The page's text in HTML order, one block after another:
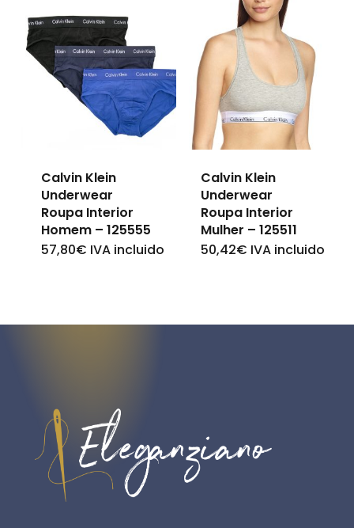
multiple
variants.
The
options
may
chosen
on
the
product
multiple
variants.
The
options
may
be
on
the
product
Calvin Klein
Underwear
Roupa Interior
Homem – 125555
57,80€ IVA incluido
This
multiple
may
be
chosen
Calvin Klein
Underwear
Roupa Interior
Mulher – 125511
50,42€ IVA incluido
This
multiple